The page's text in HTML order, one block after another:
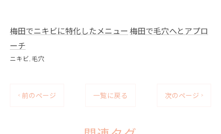
梅田でニキビに特化したメニュー 梅田で毛穴へとアプロ
ーチ
ニキビ 毛穴
< 前のページ 一覧に戻る 次のページ >